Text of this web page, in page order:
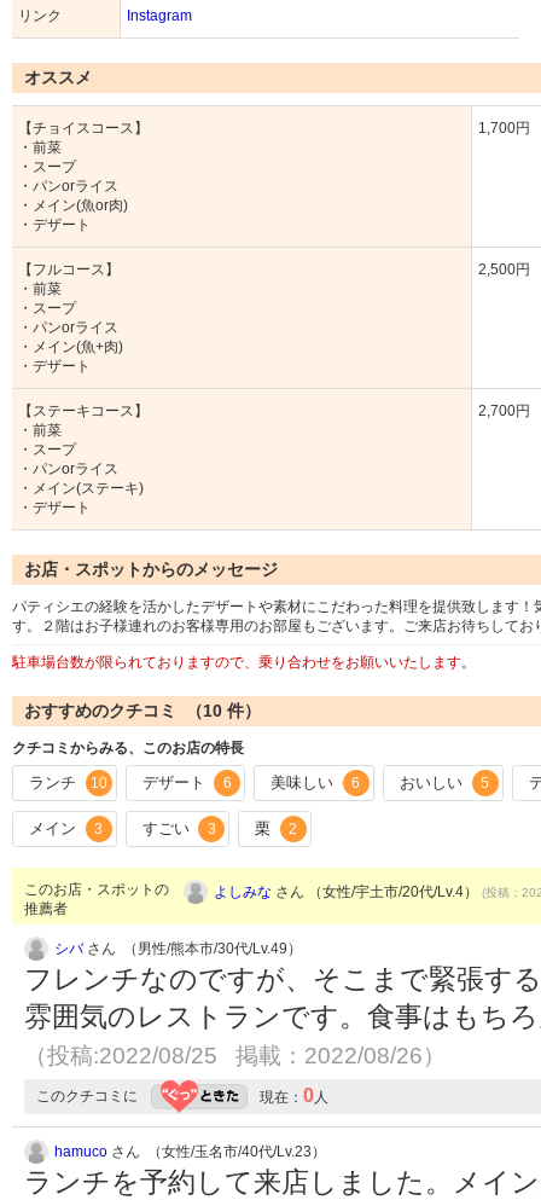
リンク Instagram
オススメ
【チョイスコース】
・前菜
・スープ
・パンorライス
・メイン(魚or肉)
・デザート
1,700円
【フルコース】
・前菜
・スープ
・パンorライス
・メイン(魚+肉)
・デザート
2,500円
【ステーキコース】
・前菜
・スープ
・パンorライス
・メイン(ステーキ)
・デザート
2,700円
お店・スポットからのメッセージ
パティシエの経験を活かしたデザートや素材にこだわった料理を提供致します
す。２階はお子様連れのお客様専用のお部屋もございます。ご来店お待ちしてお
駐車場台数が限られておりますので、乗り合わせをお願いいたします。
おすすめのクチコミ （10 件）
クチコミからみる、このお店の特長
ランチ 10 デザート 6 美味しい 6 おいしい 5
メイン 3 すごい 3 栗 2
このお店・スポットの
推薦者
よしみな さん （女性/宇土市/20代/Lv.4） (投稿：
シバさん （男性/熊本市/30代/Lv.49）
フレンチなのですが、そこまで緊張す
雰囲気のレストランです。食事はもち
（投稿:2022/08/25 掲載：2022/08/26）
このクチコミに 現在： 0人
hamuco さん （女性/玉名市/40代/Lv.23）
ランチを予約して来店しました。メイ